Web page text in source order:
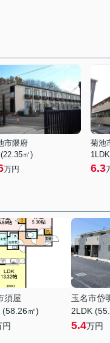
市隈府
㎡)
万円
菊池
6.3
須屋
(58.26㎡)
円
玉名市岱
2LDK
5.4万円